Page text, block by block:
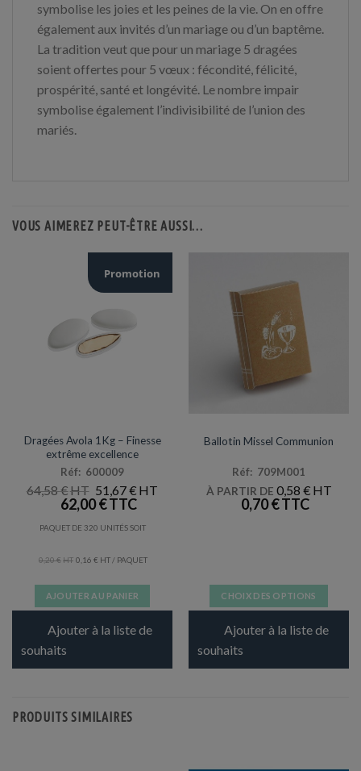
symbolise les joies et les peines de la vie. On en offre
également aux invités d’un mariage ou d’un baptême.
La tradition veut que pour un mariage 5 dragées
soient offertes pour 5 vœux : fécondité, félicité,
prospérité, santé et longévité. Le nombre impair
symbolise également l’indivisibilité de l’union des
mariés.
VOUS AIMEREZ PEUT-ÊTRE AUSSI…
Promotion
Dragées Avola 1Kg – Finesse
extrême excellence
Réf: 600009
64,58€
LE
PRIX
INITIAL
64,58 €.
51,67€
62,00€
PAQUET DE 320 UNITÉS SOIT
0,20€ 0,16 € / PAQUET
AJOUTER AU PANIER
Ajouter à la liste de
souhaits
Ballotin Missel Communion
Réf: 709M001
À PARTIR DE 0,58 €
0,70€
CHOIX DES OPTIONS
Ce
produit
choisies
Ajouter à la liste de
souhaits
PRODUITS SIMILAIRES